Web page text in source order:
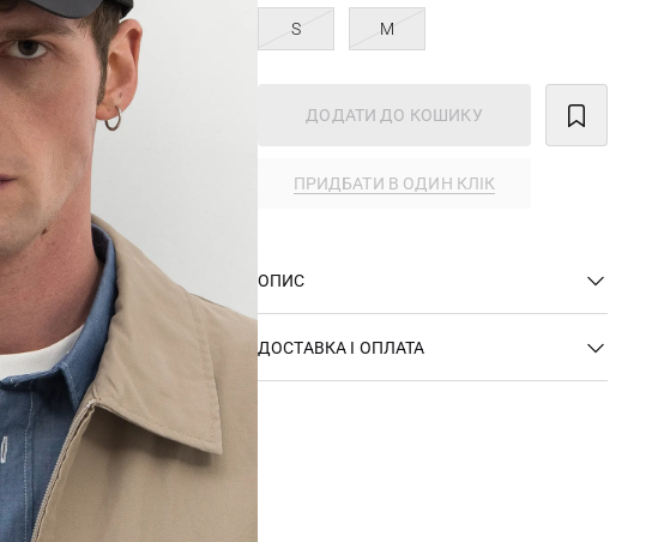
S M
ДОДАТИ ДО КОШИКУ
ПРИДБАТИ В ОДИН КЛІК
ОПИС
ДОСТАВКА І ОПЛАТА